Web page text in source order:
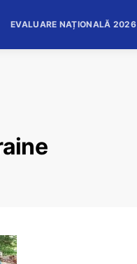
EVALUARE NAȚIONALĂ 2026